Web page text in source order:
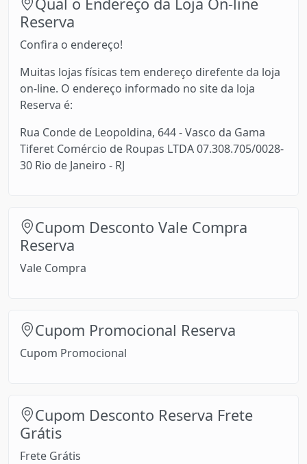
Reserva
Confira o endereço!
Muitas lojas físicas tem endereço direfente da loja
on-line. O endereço informado no site da loja
Reserva é:
Rua Conde de Leopoldina, 644 - Vasco da Gama
Tiferet Comércio de Roupas LTDA 07.308.705/0028-
30 Rio de Janeiro - RJ
Cupom Desconto Vale Compra
Reserva
Vale Compra
Cupom Promocional Reserva
Cupom Promocional
Cupom Desconto Reserva Frete
Grátis
Frete Grátis